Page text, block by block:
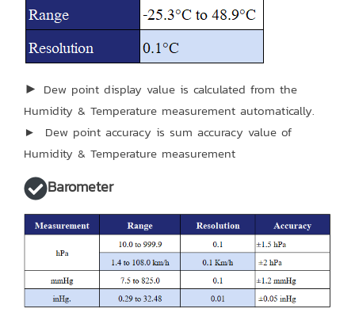
► Dew point display value is calculated from the
Humidity & Temperature measurement automatically.
► Dew point accuracy is sum accuracy value of
Humidity & Temperature measurement
Barometer